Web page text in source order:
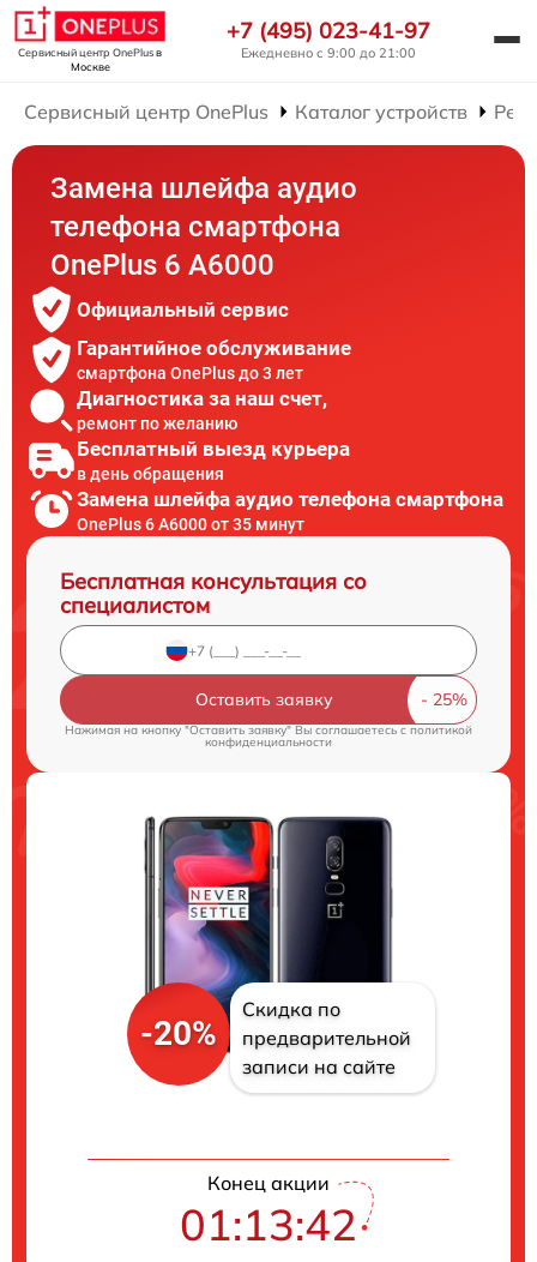
Сервисный центр OnePlusв
Москве
+7 (495) 023-41-97
Ежедневно с 9:00 до 21:00
Сервисный центр OnePlus Каталог устройств
Замена шлейфа аудио
телефона смартфона
OnePlus 6 A6000
Официальный сервис
Гарантийное обслуживание
смартфона OnePlus до 3 лет
Диагностика за наш счет,
ремонт по желанию
Бесплатный выезд курьера
в день обращения
Замена шлейфа аудио телефона смартфона
OnePlus 6 A6000 от 35 минут
Бесплатная консультация со
специалистом
Оставить заявку
Нажимая на кнопку "Оставить заявку" Вы соглашаетесь c политикой
конфиденциальности
-20%
Скидка по
предварительной
записи на сайте
Конец акции
01:13:41